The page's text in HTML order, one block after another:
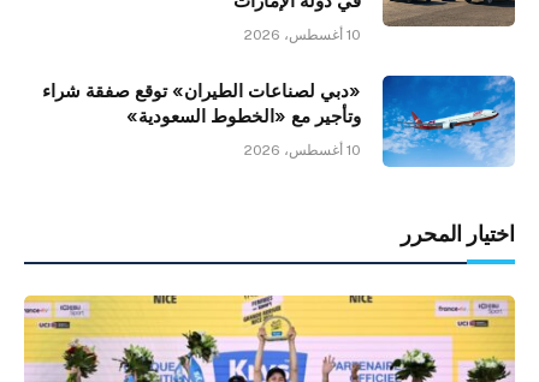
10 أغسطس، 2026
«دبي لصناعات الطيران» توقع صفقة شراء
وتأجير مع «الخطوط السعودية»
10 أغسطس، 2026
اختيار المحرر